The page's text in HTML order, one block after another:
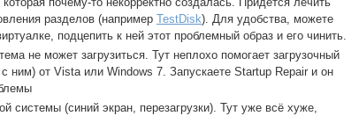
разделов (например TestDisk). Для удобства, можете
подцепить к ней этот проблемный образ и его чинить.
не может загрузиться. Тут неплохо помогает загрузочный
ним) от Vista или Windows 7. Запускаете Startup Repair и он
системы (синий экран, перезагрузки). Тут уже всё хуже,